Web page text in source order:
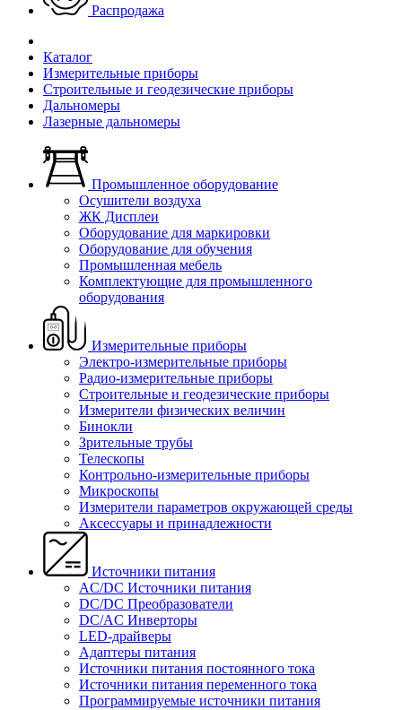
Распродажа
Каталог
Измерительные приборы
Строительные и геодезические приборы
Дальномеры
Лазерные дальномеры
Промышленное оборудование
Осушители воздуха
ЖК Дисплеи
Оборудование для маркировки
Оборудование для обучения
Промышленная мебель
Комплектующие для промышленного
оборудования
Измерительные приборы
Электро-измерительные приборы
Радио-измерительные приборы
Строительные и геодезические приборы
Измерители физических величин
Бинокли
Зрительные трубы
Телескопы
Контрольно-измерительные приборы
Микроскопы
Измерители параметров окружающей среды
Аксессуары и принадлежности
Источники питания
AC/DC Источники питания
DC/DC Преобразователи
DC/AC Инверторы
LED-драйверы
Адаптеры питания
Источники питания постоянного тока
Источники питания переменного тока
Программируемые источники питания